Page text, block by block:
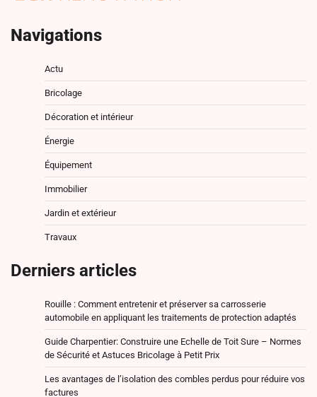
Navigations
Actu
Bricolage
Décoration et intérieur
Énergie
Équipement
Immobilier
Jardin et extérieur
Travaux
Derniers articles
Rouille : Comment entretenir et préserver sa carrosserie
automobile en appliquant les traitements de protection adaptés
Guide Charpentier: Construire une Echelle de Toit Sure – Normes
de Sécurité et Astuces Bricolage à Petit Prix
Les avantages de l’isolation des combles perdus pour réduire vos
factures